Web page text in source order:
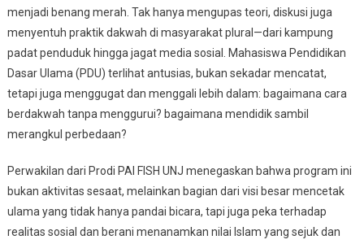
menjadi benang merah. Tak hanya mengupas teori, diskusi juga
menyentuh praktik dakwah di masyarakat plural—dari kampung
padat penduduk hingga jagat media sosial. Mahasiswa Pendidikan
Dasar Ulama (PDU) terlihat antusias, bukan sekadar mencatat,
tetapi juga menggugat dan menggali lebih dalam: bagaimana cara
berdakwah tanpa menggurui? bagaimana mendidik sambil
merangkul perbedaan?
Perwakilan dari Prodi PAI FISH UNJ menegaskan bahwa program ini
bukan aktivitas sesaat, melainkan bagian dari visi besar mencetak
ulama yang tidak hanya pandai bicara, tapi juga peka terhadap
realitas sosial dan berani menanamkan nilai Islam yang sejuk dan